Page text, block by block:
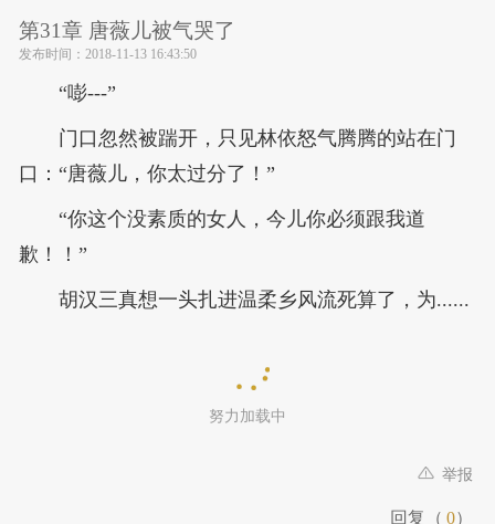
第31章 唐薇儿被气哭了
发布时间： 2018-11-13 16:43:50
“嘭---”
门口忽然被踹开，只见林依怒气腾腾的站在门
口：“唐薇儿，你太过分了！”
“你这个没素质的女人，今儿你必须跟我道
歉！！”
胡汉三真想一头扎进温柔乡风流死算了，为......
努力加载中
举报
回复（ 0）